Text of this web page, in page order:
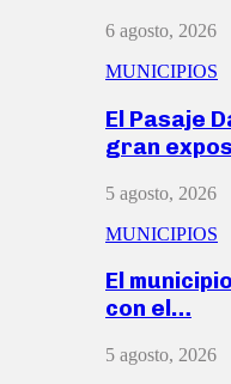
6 agosto, 2026
MUNICIPIOS
El Pasaje
gran
5 agosto, 2026
MUNICIPIOS
El
con el…
5 agosto, 2026